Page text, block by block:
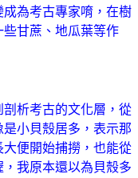
為考古專家唷，在樹
甘蔗、地瓜葉等作
析考古的文化層，從
小貝殼居多，表示那
便開始捕撈，也能從
我原本還以為貝殼多